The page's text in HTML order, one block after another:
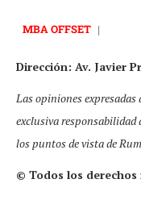
MBA OFFSET |
Dirección: Av. Javier
Las opiniones
exclusiva responsabilidad
los puntos de vista de
© Todos los